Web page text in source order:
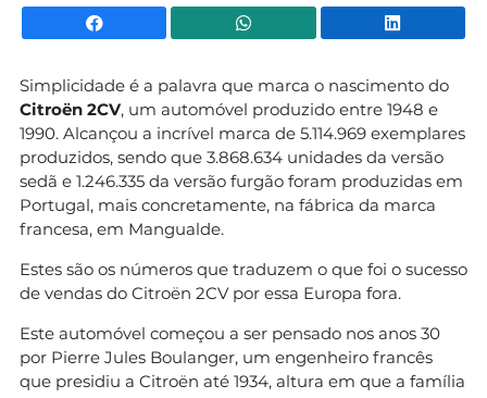
Facebook WhatsApp
Simplicidade é a palavra que marca o nascimento do
Citroën 2CV, um automóvel produzido entre 1948 e
1990. Alcançou a incrível marca de 5.114.969 exemplares
produzidos, sendo que 3.868.634 unidades da versão
sedã e 1.246.335 da versão furgão foram produzidas em
Portugal, mais concretamente, na fábrica da marca
francesa, em Mangualde.
Estes são os números que traduzem o que foi o sucesso
de vendas do Citroën 2CV por essa Europa fora.
Este automóvel começou a ser pensado nos anos 30
por Pierre Jules Boulanger, um engenheiro francês
que presidiu a Citroën até 1934, altura em que a família